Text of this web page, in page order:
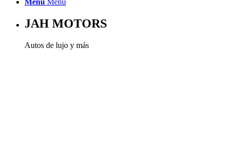
Menú Menú
JAH MOTORS
Autos de lujo y más